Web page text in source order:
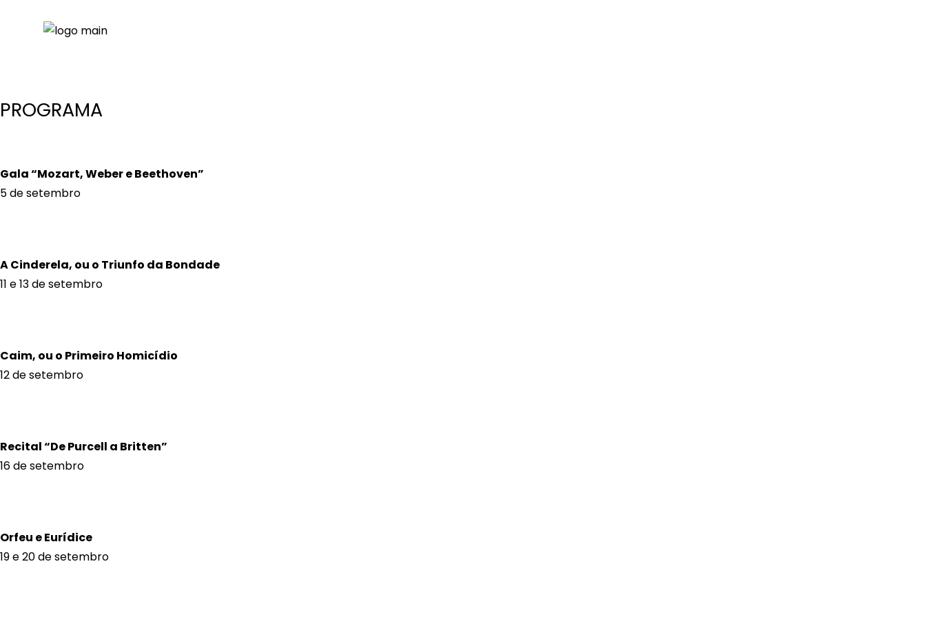
LUZ E TREVAS
PROGRAMA
Gala “Mozart, Weber e Beethoven”
5 de setembro
A Cinderela, ou o Triunfo da Bondade
11 e 13 de setembro
Caim, ou o Primeiro Homicídio
12 de setembro
Recital “De Purcell a Britten”
16 de setembro
Orfeu e Eurídice
19 e 20 de setembro